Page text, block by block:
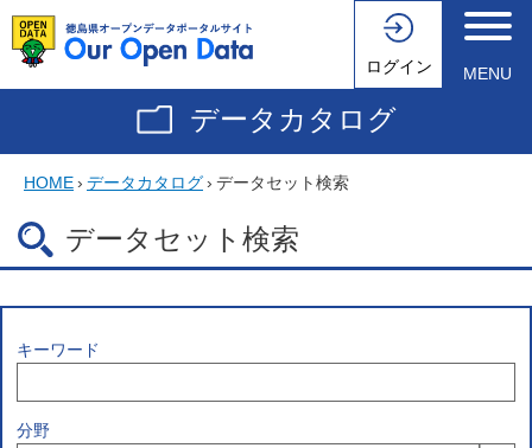
ログイン MENU
データカタログ
HOME› データカタログ› データセット検索
データセット検索
キーワード
分野